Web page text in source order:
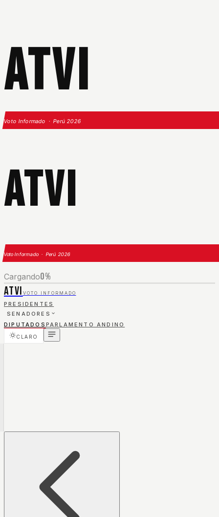
ATVI
Voto Informado · Perú 2026
ATVI
Voto Informado · Perú 2026
Cargando0%
ATVI VOTO INFORMADO
PRESIDENTES
SENADORES
DIPUTADOS PARLAMENTO ANDINO
CLARO